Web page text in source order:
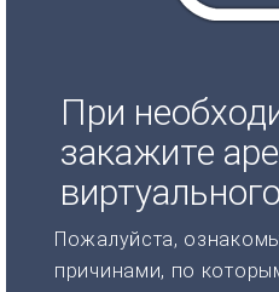
При
закажите
Пожалуйста,
причинами, по